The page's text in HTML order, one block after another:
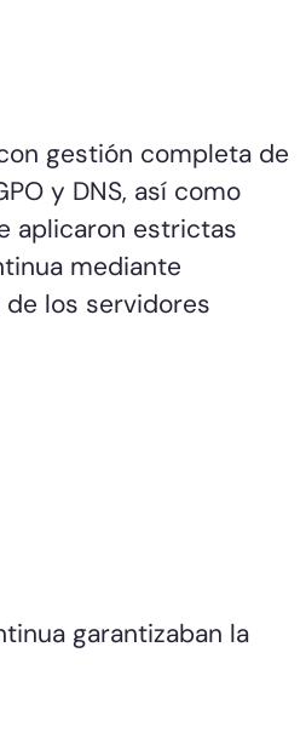
gestión completa de
y DNS, así como
aplicaron estrictas
mediante
los servidores
garantizaban la